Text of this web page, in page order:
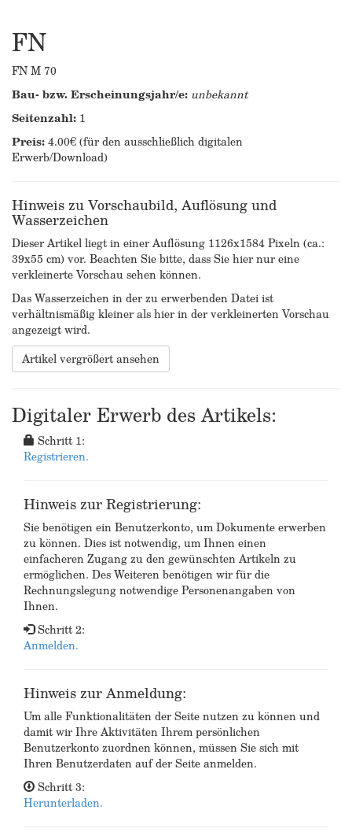
FN
FN M 70
Bau- bzw. Erscheinungsjahr/e: unbekannt
Seitenzahl: 1
Preis:4.00€ (für den ausschließlich digitalen
Erwerb/Download)
Hinweis zu Vorschaubild, Auflösung und
Wasserzeichen
Dieser Artikel liegt in einer Auflösung 1126x1584 Pixeln (ca.:
39x55 cm) vor. Beachten Sie bitte, dass Sie hier nur eine
verkleinerte Vorschau sehen können.
Das Wasserzeichen in der zu erwerbenden Datei ist
verhältnismäßig kleiner als hier in der verkleinerten Vorschau
angezeigt wird.
Artikel vergrößert ansehen
Digitaler Erwerb des Artikels:
Schritt 1:
Registrieren.
Hinweis zur Registrierung:
Sie benötigen ein Benutzerkonto, um Dokumente erwerben
zu können. Dies ist notwendig, um Ihnen einen
einfacheren Zugang zu den gewünschten Artikeln zu
ermöglichen. Des Weiteren benötigen wir für die
Rechnungslegung notwendige Personenangaben von
Ihnen.
Schritt 2:
Anmelden.
Hinweis zur Anmeldung:
Um alle Funktionalitäten der Seite nutzen zu können und
damit wir Ihre Aktivitäten Ihrem persönlichen
Benutzerkonto zuordnen können, müssen Sie sich mit
Ihren Benutzerdaten auf der Seite anmelden.
Schritt 3:
Herunterladen.